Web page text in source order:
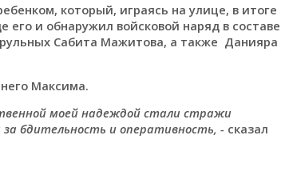
который, играясь на улице, в итоге
и обнаружил войсковой наряд в составе
Сабита Мажитова, а также Данияра
Максима.
моей надеждой стали стражи
за бдительность и оперативность, - сказал